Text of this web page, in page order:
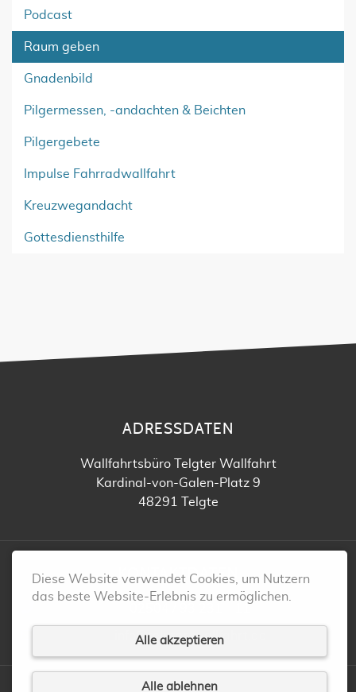
Diese Website verwendet Cookies, um Nutzern
das beste Website-Erlebnis zu ermöglichen.
Alle akzeptieren
Alle ablehnen
Podcast
Raum geben
Gnadenbild
Pilgermessen, -andachten & Beichten
Pilgergebete
Impulse Fahrradwallfahrt
Kreuzwegandacht
Gottesdiensthilfe
ADRESSDATEN
Wallfahrtsbüro Telgter Wallfahrt
Kardinal-von-Galen-Platz 9
48291 Telgte
KONTAKTDATEN
info@telgter-wallfahrt.de